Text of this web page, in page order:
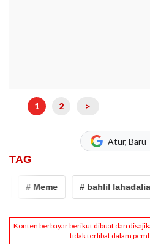
1 2 >
Atur, Baru
TAG
# Meme # bahlil lahadalia